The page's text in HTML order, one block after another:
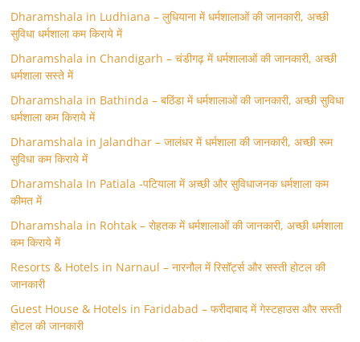
Dharamshala in Ludhiana – लुधियाना में धर्मशालाओं की जानकारी, अच्छी
सुविधा धर्मशाला कम किराये में
Dharamshala in Chandigarh – चंडीगढ़ में धर्मशालाओं की जानकारी, अच्छी
धर्मशाला सस्ते में
Dharamshala in Bathinda – बठिंडा में धर्मशालाओं की जानकारी, अच्छी सुविधा
धर्मशाला कम किराये में
Dharamshala in Jalandhar – जालंधर में धर्मशाला की जानकारी, अच्छी रूम
सुविधा कम किराये में
Dharamshala In Patiala -पटियाला में अच्छी और सुविधाजनक धर्मशाला कम
कीमत में
Dharamshala in Rohtak – रोहतक में धर्मशालाओं की जानकारी, अच्छी धर्मशाला
कम किराये में
Resorts & Hotels in Narnaul – नारनौल में रिसॉर्ट्स और सस्ती होटल की
जानकारी
Guest House & Hotels in Faridabad – फरीदाबाद में गेस्टहाउस और सस्ती
होटल की जानकारी